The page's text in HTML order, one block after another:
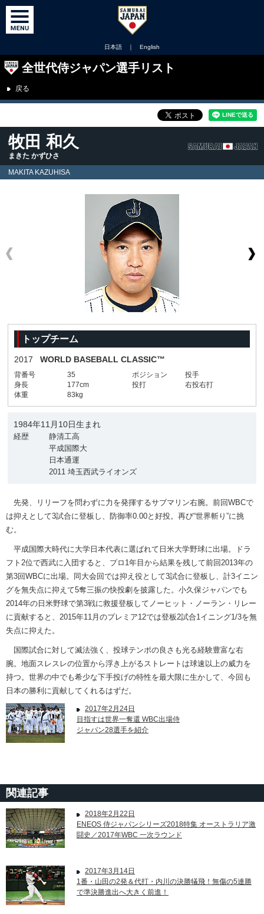
日本語 ｜ English
全世代侍ジャパン選手リスト
戻る
牧田 和久
まきた かずひさ
MAKITA KAZUHISA
トップチーム
2017 WORLD BASEBALL CLASSIC™
背番号 35 ポジション
投手
身長
177cm 投打
右投右打
体重
83kg
1984年11月10日生まれ
経歴
静清工高
平成国際大
日本通運
2011 埼玉西武ライオンズ
先発、リリーフを問わずに力を発揮するサブマリン右腕。前回WBCで
は抑えとして3試合に登板し、防御率0.00と好投。再び“世界斬り”に挑
む。
平成国際大時代に大学日本代表に選ばれて日米大学野球に出場。ドラ
フト2位で西武に入団すると、プロ1年目から結果を残して前回2013年の
第3回WBCに出場。同大会回では抑え役として3試合に登板し、計3イニン
グを無失点に抑えて5奪三振の快投劇を披露した。小久保ジャパンでも
2014年の日米野球で第3戦に救援登板してノーヒット・ノーラン・リレー
に貢献すると、2015年11月のプレミア12では登板2試合1イニング1/3を無
失点に抑えた。
国際試合に対して滅法強く、投球テンポの良さも光る経験豊富な右
腕。地面スレスレの位置から浮き上がるストレートは球速以上の威力を
持つ。世界の中でも希少な下手投げの特性を最大限に生かして、今回も
日本の勝利に貢献してくれるはずだ。
2017年2月24日
目指すは世界一奪還 WBC出場侍
ジャパン28選手を紹介
関連記事
2018年2月22日
ENEOS 侍ジャパンシリーズ2018特集 オーストラリア激
闘史／2017年WBC 一次ラウンド
2017年3月14日
1番・山田の2発＆代打・内川の決勝犠飛！無傷の5連勝
で準決勝進出へ大きく前進！